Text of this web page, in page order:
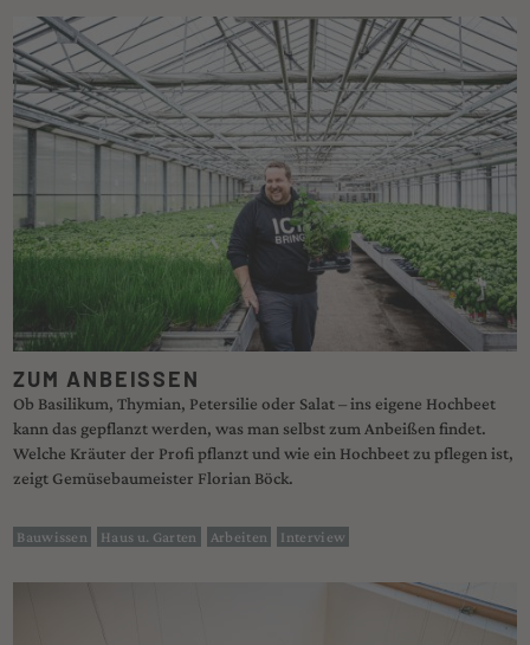
ZUM ANBEISSEN
Ob Basilikum, Thymian, Petersilie oder Salat – ins eigene Hochbeet
kann das gepflanzt werden, was man selbst zum Anbeißen findet.
Welche Kräuter der Profi pflanzt und wie ein Hochbeet zu pflegen ist,
zeigt Gemüsebaumeister Florian Böck.
Bauwissen Haus u. Garten Arbeiten Interview